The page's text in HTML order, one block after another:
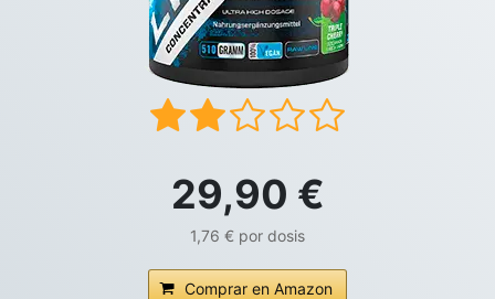
29,90 €
1,76 € por dosis
Comprar en Amazon